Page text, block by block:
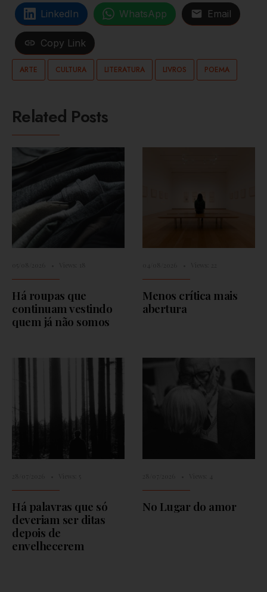
LinkedIn WhatsApp Email
Copy Link
ARTE CULTURA LITERATURA LIVROS POEMA
Related Posts
Há roupas que
continuam vestindo
quem já não somos
Menos crítica mais
abertura
Há palavras que só
deveriam ser ditas
depois de
envelhecerem
No Lugar do amor